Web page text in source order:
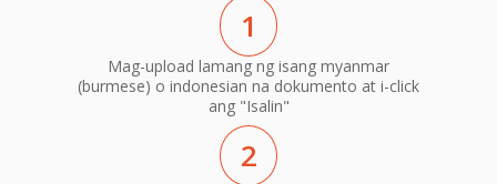
1
Mag-upload lamang ng isang myanmar
(burmese) o indonesian na dokumento at i-click
ang "Isalin"
2